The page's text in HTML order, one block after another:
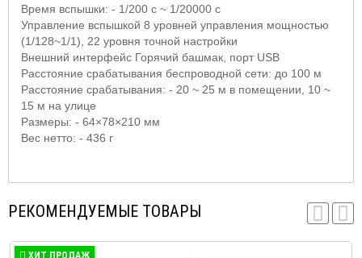
Время вспышки: - 1/200 с ~ 1/20000 с
Управление вспышкой 8 уровней управления мощностью
(1/128~1/1), 22 уровня точной настройки
Внешний интерфейс Горячий башмак, порт USB
Расстояние срабатывания беспроводной сети: до 100 м
Расстояние срабатывания: - 20 ~ 25 м в помещении, 10 ~
15 м на улице
Размеры: - 64×78×210 мм
Вес нетто: - 436 г
РЕКОМЕНДУЕМЫЕ ТОВАРЫ
ХИТ ПРОДАЖ